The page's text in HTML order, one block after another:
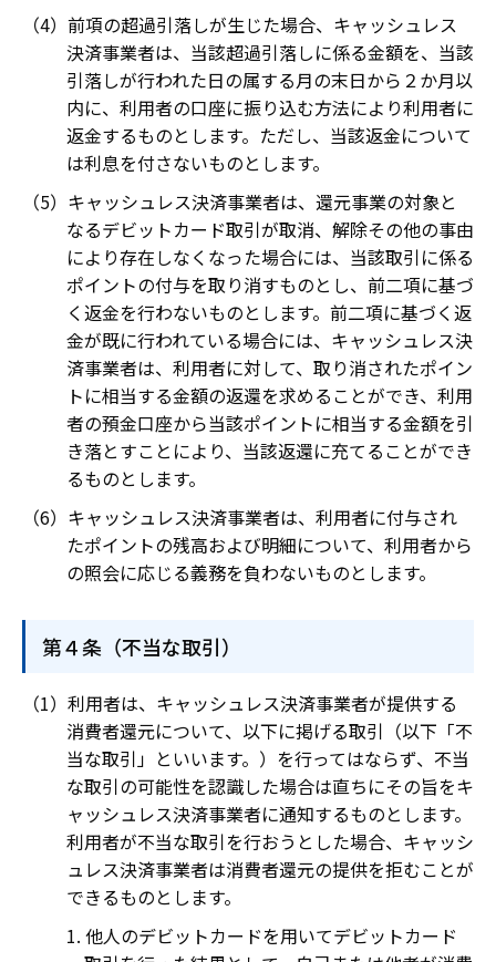
前項の超過引落しが生じた場合、キャッシュレス
決済事業者は、当該超過引落しに係る金額を、当該
引落しが行われた日の属する月の末日から２か月以
内に、利用者の口座に振り込む方法により利用者に
返金するものとします。ただし、当該返金について
は利息を付さないものとします。
キャッシュレス決済事業者は、還元事業の対象と
なるデビットカード取引が取消、解除その他の事由
により存在しなくなった場合には、当該取引に係る
ポイントの付与を取り消すものとし、前二項に基づ
く返金を行わないものとします。前二項に基づく返
金が既に行われている場合には、キャッシュレス決
済事業者は、利用者に対して、取り消されたポイン
トに相当する金額の返還を求めることができ、利用
者の預金口座から当該ポイントに相当する金額を引
き落とすことにより、当該返還に充てることができ
るものとします。
キャッシュレス決済事業者は、利用者に付与され
たポイントの残高および明細について、利用者から
の照会に応じる義務を負わないものとします。
第４条（不当な取引）
利用者は、キャッシュレス決済事業者が提供する
消費者還元について、以下に掲げる取引（以下「不
当な取引」といいます。）を行ってはならず、不当
な取引の可能性を認識した場合は直ちにその旨をキ
ャッシュレス決済事業者に通知するものとします。
利用者が不当な取引を行おうとした場合、キャッシ
ュレス決済事業者は消費者還元の提供を拒むことが
できるものとします。
他人のデビットカードを用いてデビットカード